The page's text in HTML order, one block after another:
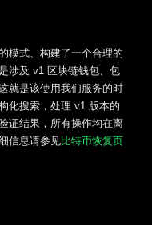
模式、构建了一个合理的
涉及 v1 区块链钱包、包
就是该使用我们服务的时
化搜索，处理 v1 版本的
证结果，所有操作均在离
信息请参见比特币恢复页